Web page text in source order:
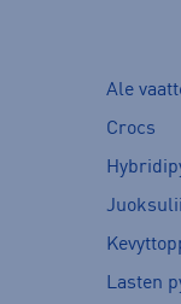
Ale
Crocs
Lasten